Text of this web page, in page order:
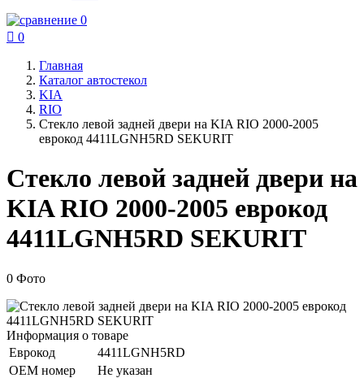
0
 0
Главная
Каталог автостекол
KIA
RIO
Стекло левой задней двери на KIA RIO 2000-2005
еврокод 4411LGNH5RD SEKURIT
Стекло левой задней двери на
KIA RIO 2000-2005 еврокод
4411LGNH5RD SEKURIT
0 Фото
Информация о товаре
Еврокод
4411LGNH5RD
ОЕМ номер
Не указан